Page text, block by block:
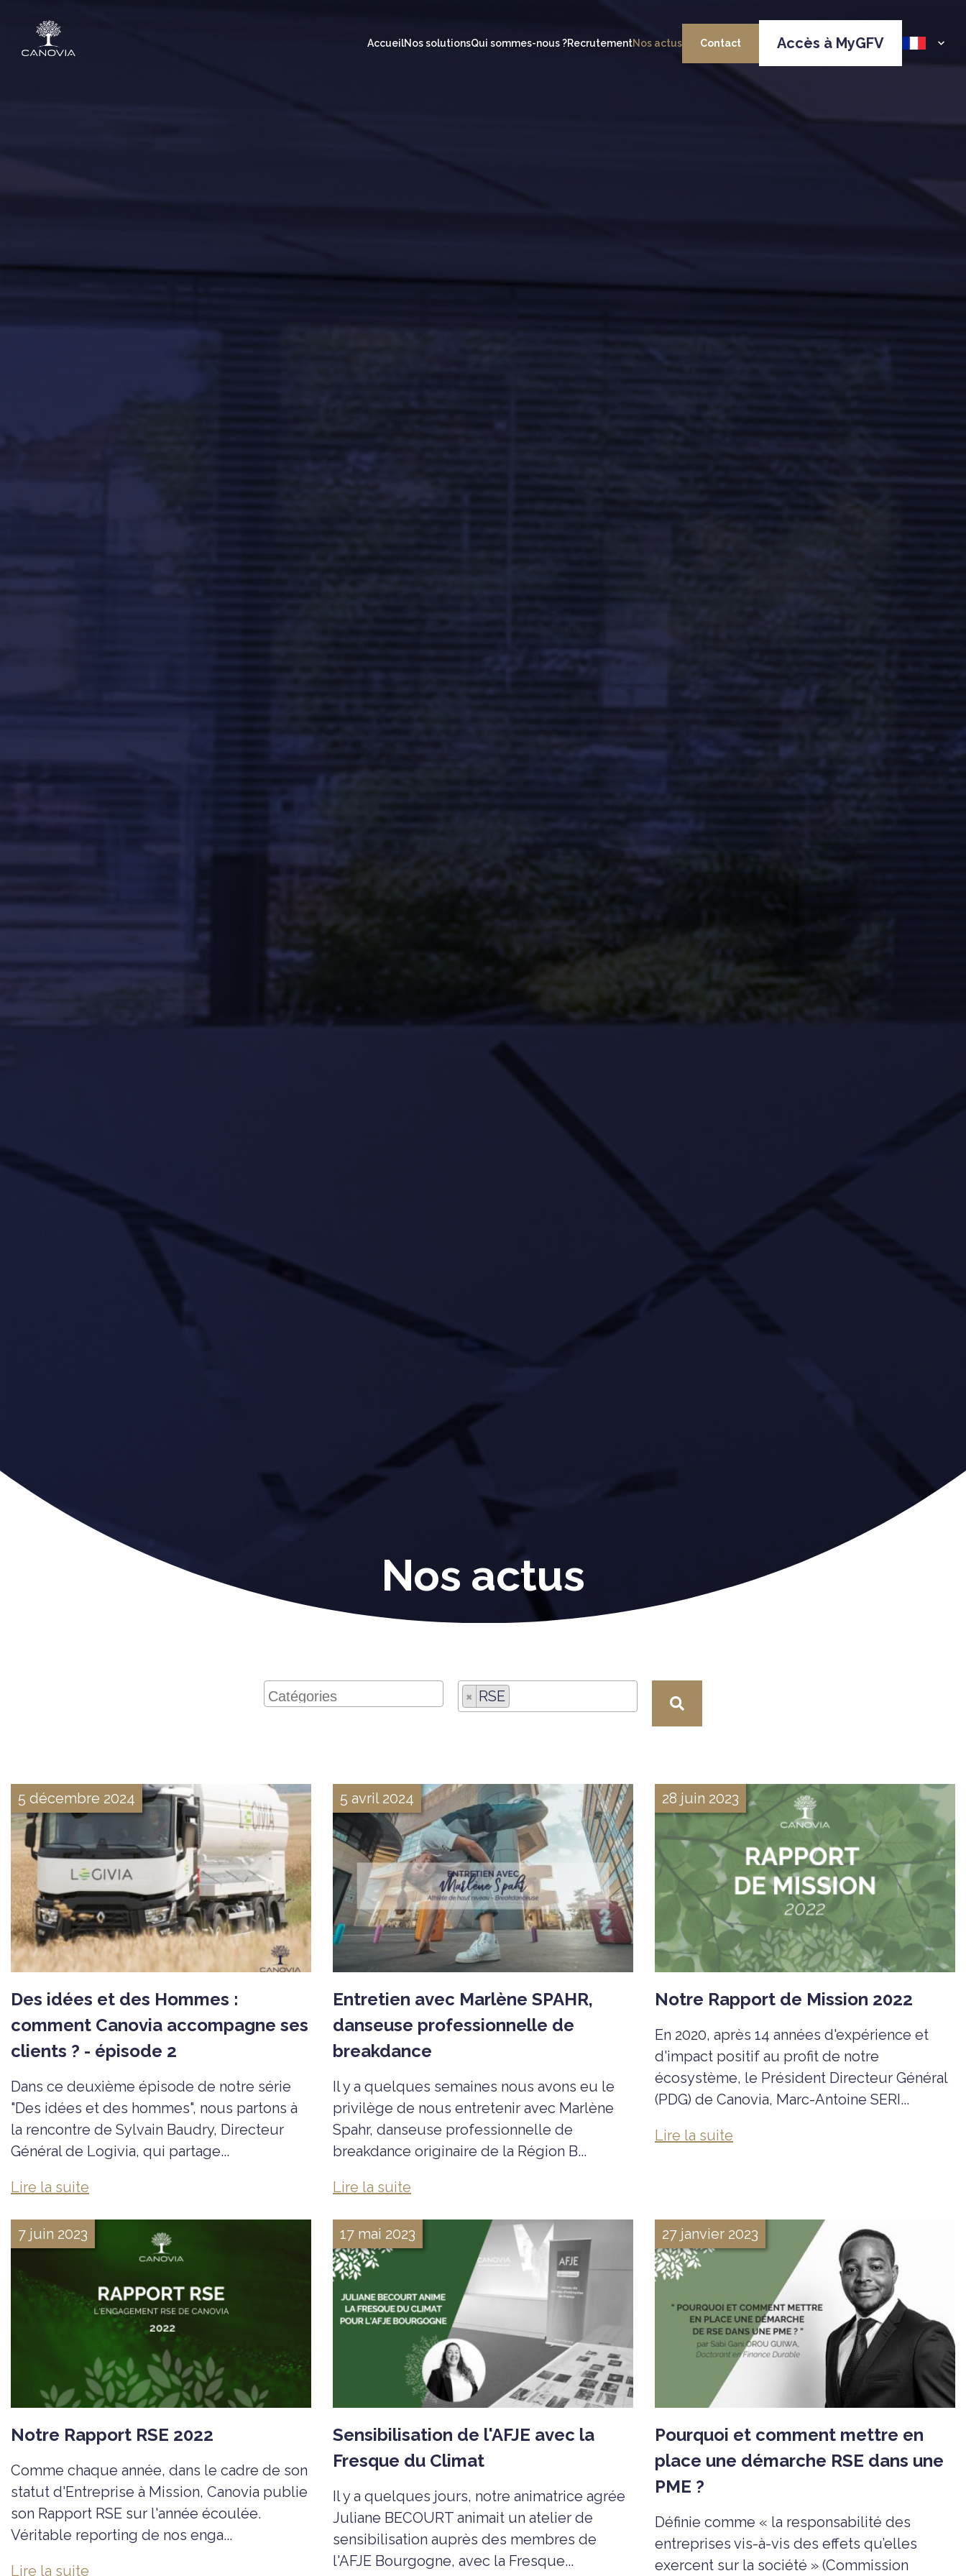
AccueilNos solutionsQui sommes-nous ?RecrutementNos actus Contact Accès à MyGFV
Nos actus
× RSE
5 décembre 2024
Des idées et des Hommes :
comment Canovia accompagne ses
clients ? - épisode 2
Dans ce deuxième épisode de notre série
"Des idées et des hommes", nous partons à
la rencontre de Sylvain Baudry, Directeur
Général de Logivia, qui partage...
Lire la suite
5 avril 2024
Entretien avec Marlène SPAHR,
danseuse professionnelle de
breakdance
Il y a quelques semaines nous avons eu le
privilège de nous entretenir avec Marlène
Spahr, danseuse professionnelle de
breakdance originaire de la Région B...
Lire la suite
28 juin 2023
Notre Rapport de Mission 2022
En 2020, après 14 années d'expérience et
d'impact positif au profit de notre
écosystème, le Président Directeur Général
(PDG) de Canovia, Marc-Antoine SERI...
Lire la suite
7 juin 2023
Notre Rapport RSE 2022
Comme chaque année, dans le cadre de son
statut d'Entreprise à Mission, Canovia publie
son Rapport RSE sur l'année écoulée.
Véritable reporting de nos enga...
Lire la suite
17 mai 2023
Sensibilisation de l'AFJE avec la
Fresque du Climat
Il y a quelques jours, notre animatrice agrée
Juliane BECOURT animait un atelier de
sensibilisation auprès des membres de
l'AFJE Bourgogne, avec la Fresque...
27 janvier 2023
Pourquoi et comment mettre en
place une démarche RSE dans une
PME ?
Définie comme « la responsabilité des
entreprises vis-à-vis des effets qu’elles
exercent sur la société » (Commission